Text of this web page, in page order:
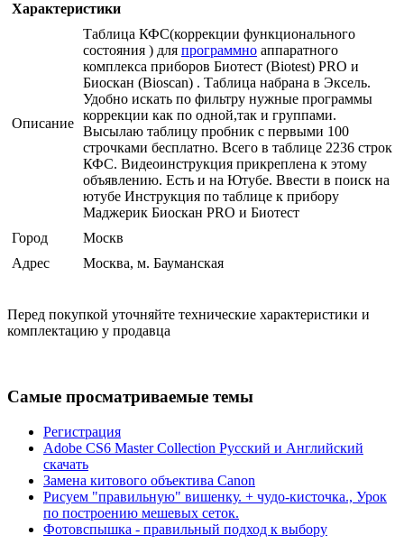
Характеристики
Описание
Таблица КФС(коррекции функционального
состояния ) для программно аппаратного
комплекса приборов Биотест (Biotest) PRO и
Биоскан (Bioscan) . Таблица набрана в Эксель.
Удобно искать по фильтру нужные программы
коррекции как по одной,так и группами.
Высылаю таблицу пробник с первыми 100
строчками бесплатно. Всего в таблице 2236 строк
КФС. Видеоинструкция прикреплена к этому
объявлению. Есть и на Ютубе. Ввести в поиск на
ютубе Инструкция по таблице к прибору
Маджерик Биоскан PRO и Биотест
Город
Москв
Адрес
Москва, м. Бауманская
Перед покупкой уточняйте технические характеристики и
комплектацию у продавца
Самые просматриваемые темы
Регистрация
Adobe CS6 Master Collection Русский и Английский
скачать
Замена китового объектива Canon
Рисуем "правильную" вишенку. + чудо-кисточка., Урок
по построению мешевых сеток.
Фотовспышка - правильный подход к выбору